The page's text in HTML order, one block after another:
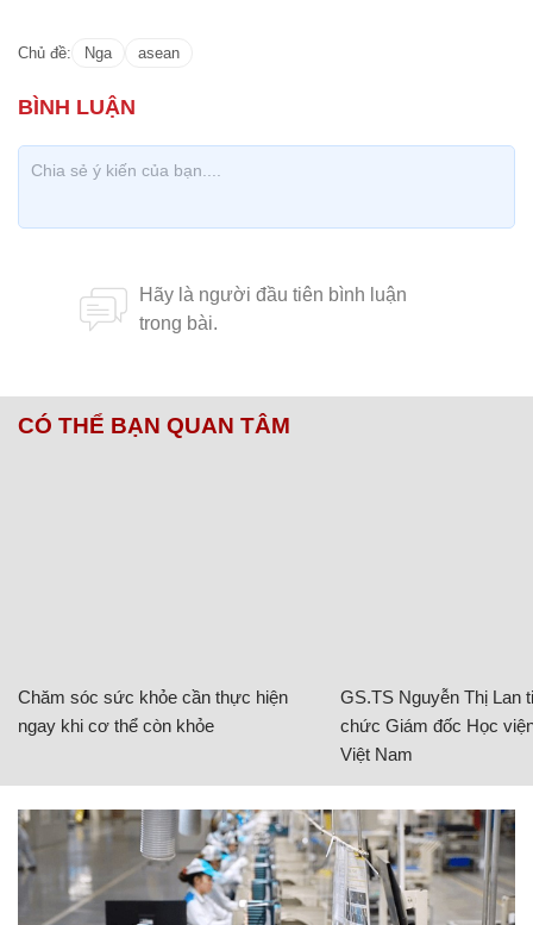
Chủ đề: Nga asean
CÓ THỂ BẠN QUAN TÂM
Chăm sóc sức khỏe cần thực hiện
ngay khi cơ thể còn khỏe
GS.TS Nguyễn Thị Lan
chức Giám đốc Học
Việt Nam